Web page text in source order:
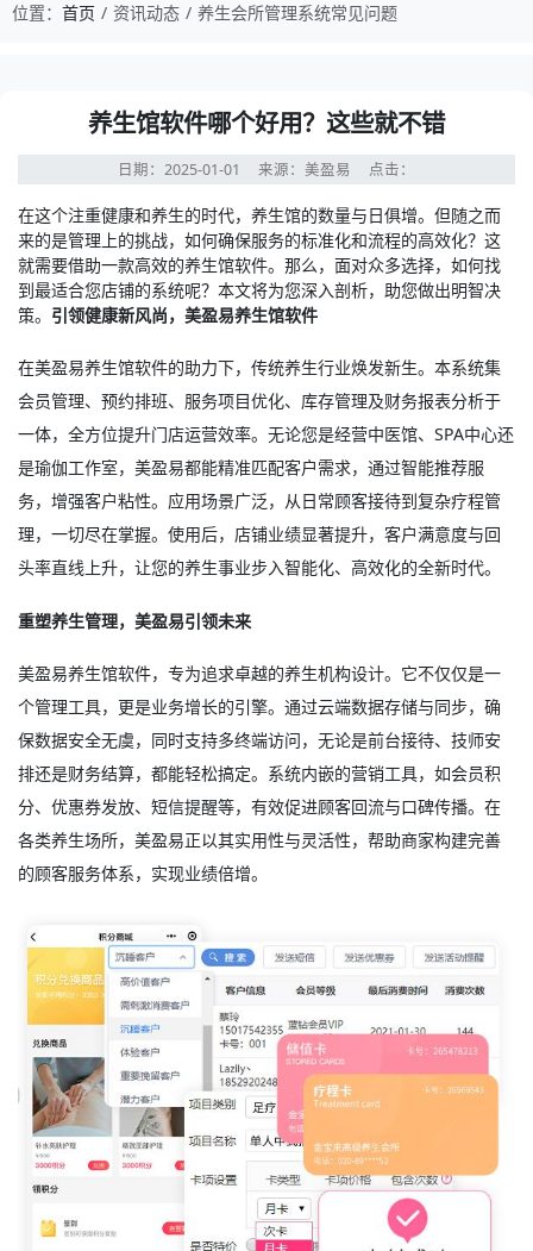
位置： 首页 资讯动态 养生会所管理系统常见问题
养生馆软件哪个好用？这些就不错
日期：2025-01-01 来源：美盈易 点击：
在这个注重健康和养生的时代，养生馆的数量与日俱增。但随之而
来的是管理上的挑战，如何确保服务的标准化和流程的高效化？这
就需要借助一款高效的养生馆软件。那么，面对众多选择，如何找
到最适合您店铺的系统呢？本文将为您深入剖析，助您做出明智决
策。 引领健康新风尚，美盈易养生馆软件
在美盈易养生馆软件的助力下，传统养生行业焕发新生。本系统集
会员管理、预约排班、服务项目优化、库存管理及财务报表分析于
一体，全方位提升门店运营效率。无论您是经营中医馆、SPA中心还
是瑜伽工作室，美盈易都能精准匹配客户需求，通过智能推荐服
务，增强客户粘性。应用场景广泛，从日常顾客接待到复杂疗程管
理，一切尽在掌握。使用后，店铺业绩显著提升，客户满意度与回
头率直线上升，让您的养生事业步入智能化、高效化的全新时代。
重塑养生管理，美盈易引领未来
美盈易养生馆软件，专为追求卓越的养生机构设计。它不仅仅是一
个管理工具，更是业务增长的引擎。通过云端数据存储与同步，确
保数据安全无虞，同时支持多终端访问，无论是前台接待、技师安
排还是财务结算，都能轻松搞定。系统内嵌的营销工具，如会员积
分、优惠券发放、短信提醒等，有效促进顾客回流与口碑传播。在
各类养生场所，美盈易正以其实用性与灵活性，帮助商家构建完善
的顾客服务体系，实现业绩倍增。